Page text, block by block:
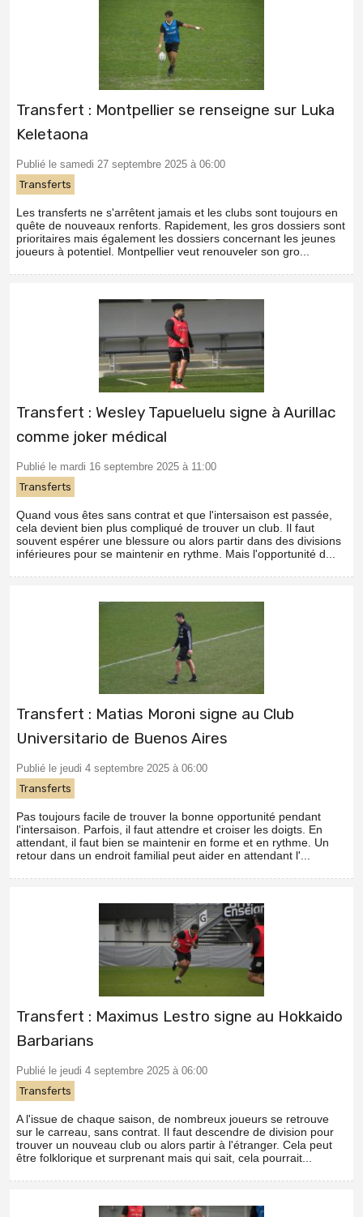
Transfert : Montpellier se renseigne sur Luka
Keletaona
Publié le samedi 27 septembre 2025 à 06:00
Transferts
Les transferts ne s'arrêtent jamais et les clubs sont toujours en
quête de nouveaux renforts. Rapidement, les gros dossiers sont
prioritaires mais également les dossiers concernant les jeunes
joueurs à potentiel. Montpellier veut renouveler son gro...
Transfert : Wesley Tapueluelu signe à Aurillac
comme joker médical
Publié le mardi 16 septembre 2025 à 11:00
Transferts
Quand vous êtes sans contrat et que l'intersaison est passée,
cela devient bien plus compliqué de trouver un club. Il faut
souvent espérer une blessure ou alors partir dans des divisions
inférieures pour se maintenir en rythme. Mais l'opportunité d...
Transfert : Matias Moroni signe au Club
Universitario de Buenos Aires
Publié le jeudi 4 septembre 2025 à 06:00
Transferts
Pas toujours facile de trouver la bonne opportunité pendant
l'intersaison. Parfois, il faut attendre et croiser les doigts. En
attendant, il faut bien se maintenir en forme et en rythme. Un
retour dans un endroit familial peut aider en attendant l'...
Transfert : Maximus Lestro signe au Hokkaido
Barbarians
Publié le jeudi 4 septembre 2025 à 06:00
Transferts
A l'issue de chaque saison, de nombreux joueurs se retrouve
sur le carreau, sans contrat. Il faut descendre de division pour
trouver un nouveau club ou alors partir à l'étranger. Cela peut
être folklorique et surprenant mais qui sait, cela pourrait...